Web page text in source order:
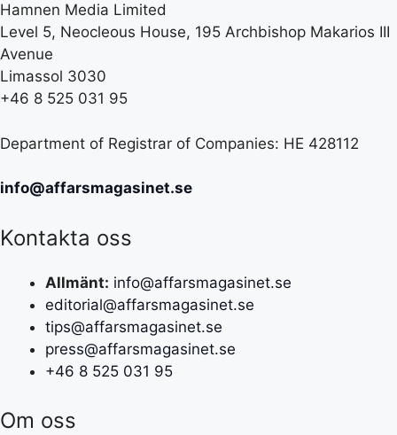
Hamnen Media Limited
Level 5, Neocleous House, 195 Archbishop Makarios III
Avenue
Limassol 3030
+46 8 525 031 95
Department of Registrar of Companies: HE 428112
info@affarsmagasinet.se
Kontakta oss
Allmänt: info@affarsmagasinet.se
editorial@affarsmagasinet.se
tips@affarsmagasinet.se
press@affarsmagasinet.se
+46 8 525 031 95
Om oss